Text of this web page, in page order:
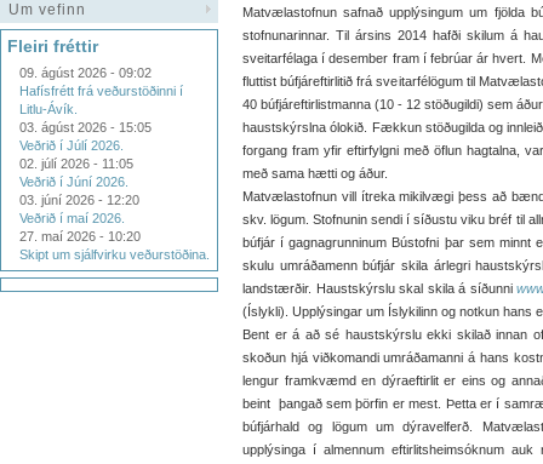
Um vefinn
Fleiri fréttir
09. ágúst 2026 - 09:02
Hafísfrétt frá veðurstöðinni í
Litlu-Ávík.
03. ágúst 2026 - 15:05
Veðrið í Júlí 2026.
02. júlí 2026 - 11:05
Veðrið í Júní 2026.
03. júní 2026 - 12:20
Veðrið í maí 2026.
27. maí 2026 - 10:20
Skipt um sjálfvirku veðurstöðina.
Matvælastofnun safnað upplýsingum um fjölda
stofnunarinnar. Til ársins 2014 hafði skilum á
sveitarfélaga í desember fram í febrúar ár hvert.
fluttist búfjáreftirlitið frá sveitarfélögum til
40 búfjáreftirlistmanna (10 - 12 stöðugildi) sem
haustskýrslna ólokið. Fækkun stöðugilda og
forgang fram yfir eftirfylgni með öflun hagtalna,
með sama hætti og áður.
Matvælastofnun vill ítreka mikilvægi þess að
skv. lögum. Stofnunin sendi í síðustu viku bréf til
búfjár í gagnagrunninum Bústofni þar sem
skulu umráðamenn búfjár skila árlegri
landstærðir. Haustskýrslu skal skila á síðunni
(Íslykli). Upplýsingar um Íslykilinn og notkun hans
Bent er á að sé haustskýrslu ekki skilað innan
skoðun hjá viðkomandi umráðamanni á hans
lengur framkvæmd en dýraeftirlit er eins og
beint þangað sem þörfin er mest. Þetta er í
búfjárhald og lögum um dýravelferð.
upplýsinga í almennum eftirlitsheimsóknum